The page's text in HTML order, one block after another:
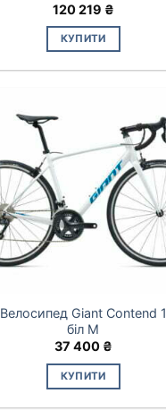
120 219 ₴
КУПИТИ
Велосипед Giant Contend 1
біл M
37 400 ₴
КУПИТИ